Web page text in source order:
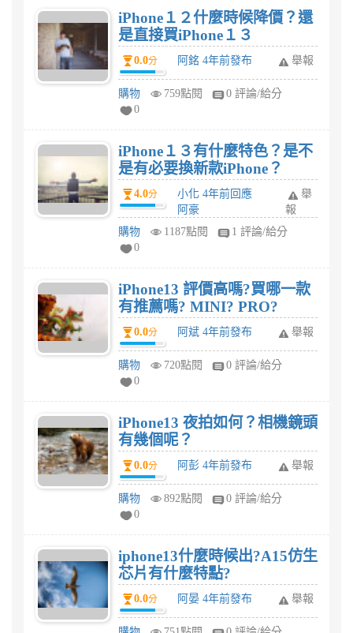
iPhone１２什麼時候降價？還
是直接買iPhone１３
0.0分 阿銘 4年前發布 舉報
購物 759點閱
0 評論/給分
0
iPhone１３有什麼特色？是不
是有必要換新款iPhone？
4.0分
小化 4年前回應
阿豪
舉
報
購物
1187點閱
1 評論/給分
0
iPhone13 評價高嗎?買哪一款
有推薦嗎? MINI? PRO?
0.0分 阿斌 4年前發布 舉報
購物 720點閱
0 評論/給分
0
iPhone13 夜拍如何？相機鏡頭
有幾個呢？
0.0分 阿彭 4年前發布 舉報
購物 892點閱
0 評論/給分
0
iphone13什麼時候出?A15仿生
芯片有什麼特點?
0.0分 阿晏 4年前發布 舉報